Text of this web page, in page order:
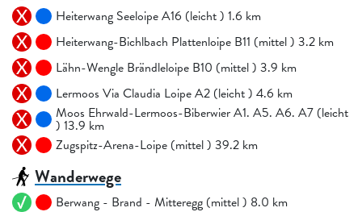
Heiterwang Seeloipe A16 (leicht ) 1.6 km
Heiterwang-Bichlbach Plattenloipe B11 (mittel ) 3.2 km
Lähn-Wengle Brändleloipe B10 (mittel ) 3.9 km
Lermoos Via Claudia Loipe A2 (leicht ) 4.6 km
Moos Ehrwald-Lermoos-Biberwier A1. A5. A6. A7 (leicht
) 13.9 km
Zugspitz-Arena-Loipe (mittel ) 39.2 km
Wanderwege
Berwang - Brand - Mitteregg (mittel ) 8.0 km